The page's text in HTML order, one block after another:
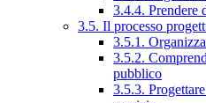
3.4.4. Prendere
3.5. Il processo
3.5.1.
3.5.2.
pubblico
3.5.3.